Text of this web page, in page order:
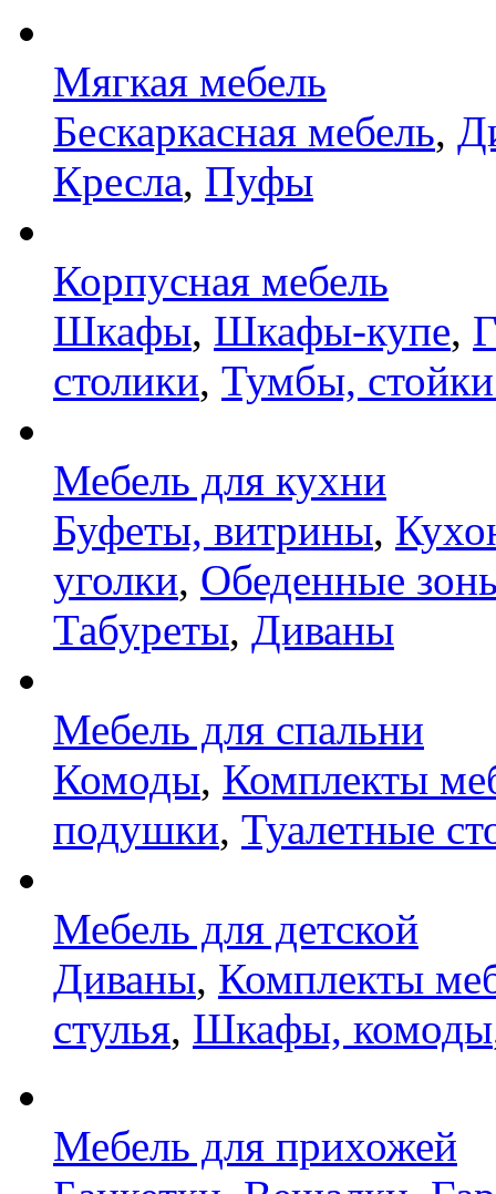
Мягкая мебель
Бескаркасная мебель,
Кресла, Пуфы
Корпусная мебель
Шкафы, Шкафы-купе,
столики, Тумбы,
Мебель для кухни
Буфеты, витрины,
уголки, Обеденные
Табуреты, Диваны
Мебель для спальни
Комоды, Комплекты
подушки, Туалетные
Мебель для детской
Диваны, Комплекты
стулья, Шкафы, комоды
Мебель для прихожей